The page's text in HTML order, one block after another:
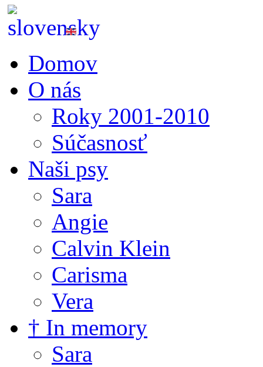
Domov
O nás
Roky 2001-2010
Súčasnosť
Naši psy
Sara
Angie
Calvin Klein
Carisma
Vera
† In memory
Sara